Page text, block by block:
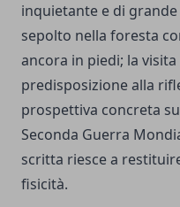
inquietante e di
sepolto nella foresta
ancora in piedi; la
predisposizione alla
prospettiva concreta
Seconda Guerra
scritta riesce a
fisicità.